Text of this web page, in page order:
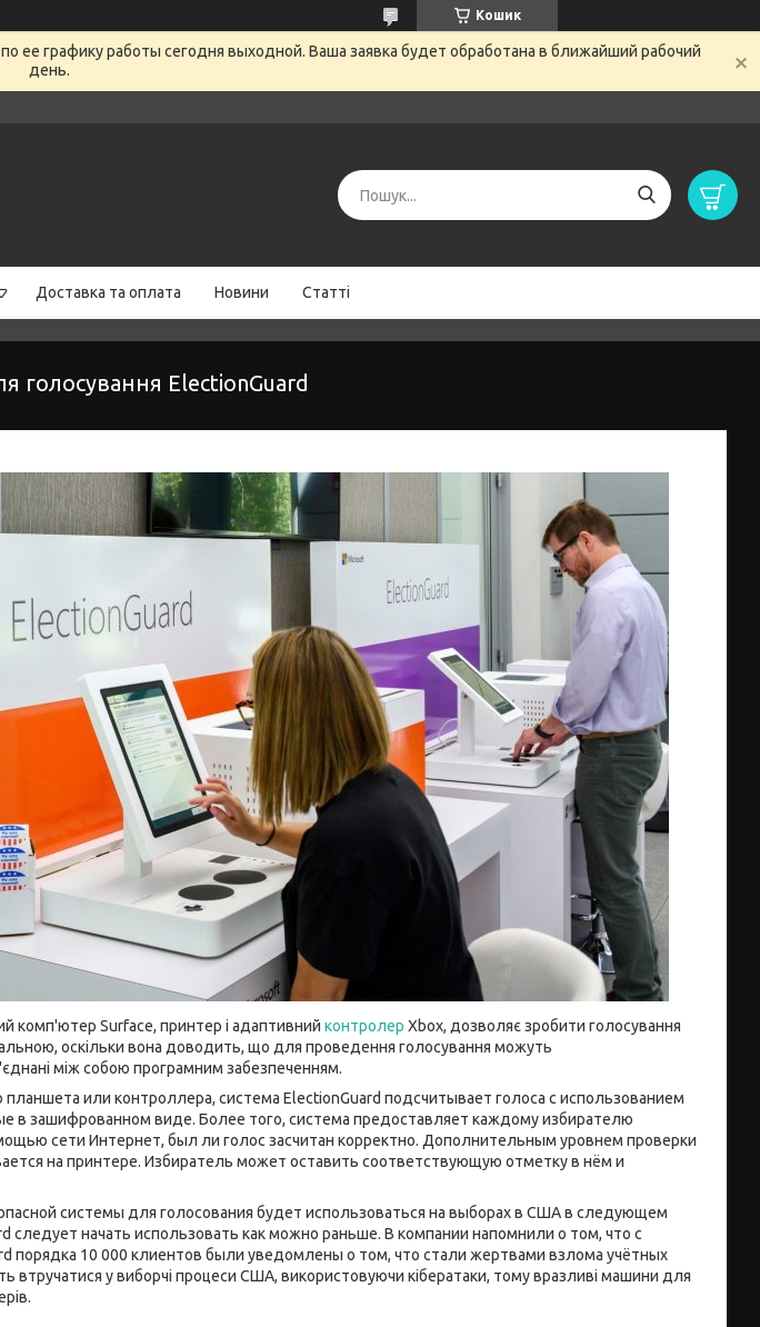
Кошик
ее графику работы сегодня выходной. Ваша заявка будет обработана в ближайший рабочий
день.
Доставка та оплата Новини Статті
голосування ElectionGuard
комп'ютер Surface, принтер і адаптивний контролер Xbox, дозволяє зробити голосування
оскільки вона доводить, що для проведення голосування можуть
між собою програмним забезпеченням.
или контроллера, система ElectionGuard подсчитывает голоса с использованием
в зашифрованном виде. Более того, система предоставляет каждому избирателю
сети Интернет, был ли голос засчитан корректно. Дополнительным уровнем проверки
на принтере. Избиратель может оставить соответствующую отметку в нём и
системы для голосования будет использоваться на выборах в США в следующем
следует начать использовать как можно раньше. В компании напомнили о том, что с
порядка 10 000 клиентов были уведомлены о том, что стали жертвами взлома учётных
втручатися у виборчі процеси США, використовуючи кібератаки, тому вразливі машини для